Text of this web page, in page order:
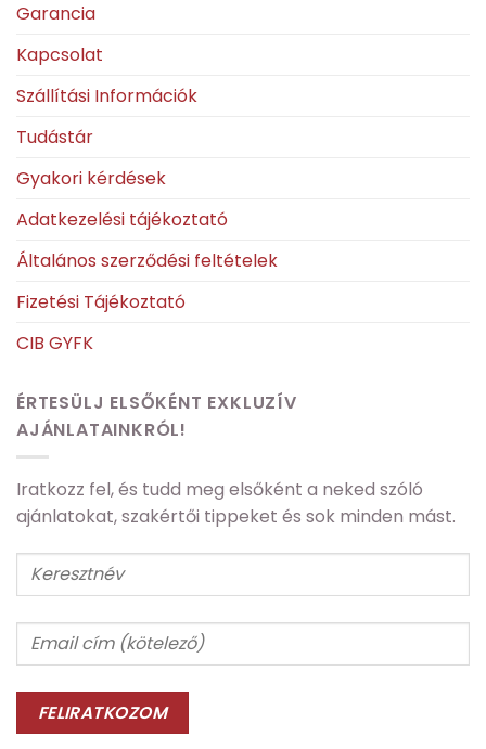
Garancia
Kapcsolat
Szállítási Információk
Tudástár
Gyakori kérdések
Adatkezelési tájékoztató
Általános szerződési feltételek
Fizetési Tájékoztató
CIB GYFK
ÉRTESÜLJ ELSŐKÉNT EXKLUZÍV
AJÁNLATAINKRÓL!
Iratkozz fel, és tudd meg elsőként a neked szóló
ajánlatokat, szakértői tippeket és sok minden mást.